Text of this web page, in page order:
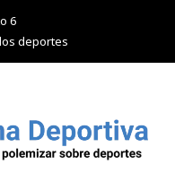
6
deportes